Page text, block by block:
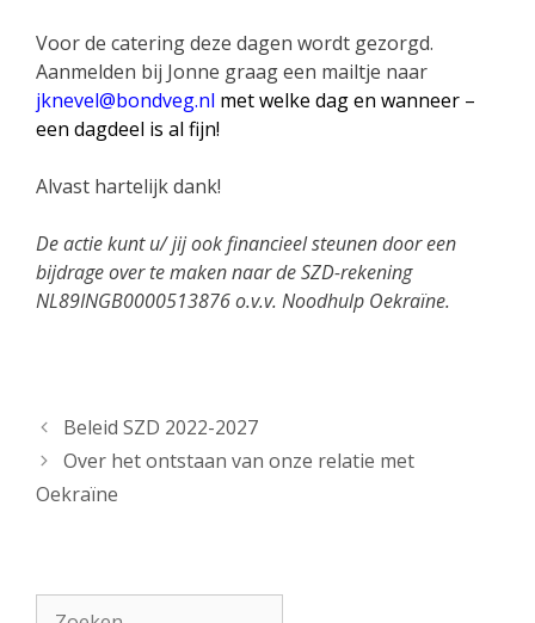
Voor de catering deze dagen wordt gezorgd.
Aanmelden bij Jonne graag een mailtje naar
jknevel@bondveg.nl met welke dag en wanneer –
een dagdeel is al fijn!
Alvast hartelijk dank!
De actie kunt u/ jij ook financieel steunen door een
bijdrage over te maken naar de SZD-rekening
NL89INGB0000513876 o.v.v. Noodhulp Oekraïne.
Beleid SZD 2022-2027
Over het ontstaan van onze relatie met
Oekraïne
Zoek